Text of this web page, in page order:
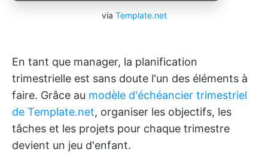
via Template.net
En tant que manager, la planification
trimestrielle est sans doute l'un des éléments à
faire. Grâce au modèle d'échéancier trimestriel
de Template.net, organiser les objectifs, les
tâches et les projets pour chaque trimestre
devient un jeu d'enfant.